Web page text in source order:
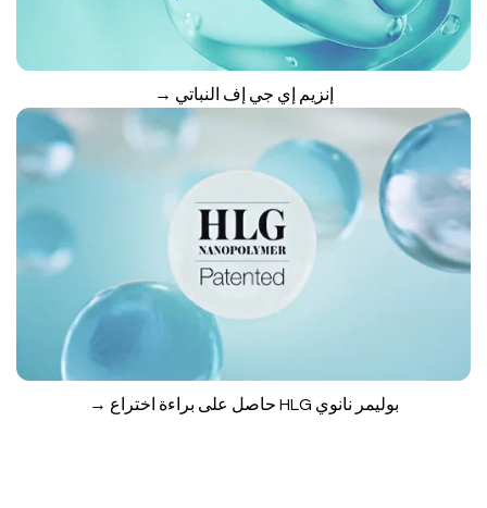
إنزيم إي جي إف النباتي →
بوليمر نانوي HLG حاصل على براءة اختراع →